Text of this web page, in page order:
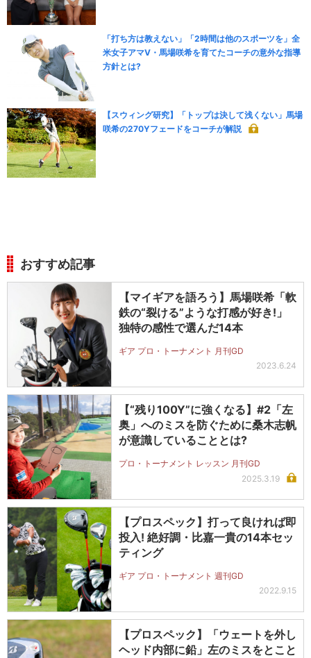
「打ち方は教えない」「2時間は他のスポーツを」全
米女子アマV・馬場咲希を育てたコーチの意外な指導
方針とは?
【スウィング研究】「トップは決して浅くない」馬場
咲希の270Yフェードをコーチが解説
おすすめ記事
【マイギアを語ろう】馬場咲希「軟
鉄の“裂ける”ような打感が好き!」
独特の感性で選んだ14本
ギア プロ・トーナメント 月刊GD
2023.6.24
【“残り100Y”に強くなる】#2「左
奥」へのミスを防ぐために桑木志帆
が意識していることとは?
プロ・トーナメント レッスン 月刊GD
2025.3.19
【プロスペック】打って良ければ即
投入! 絶好調・比嘉一貴の14本セッ
ティング
ギア プロ・トーナメント 週刊GD
2022.9.15
【プロスペック】「ウェートを外し
ヘッド内部に鉛」左のミスをとこと